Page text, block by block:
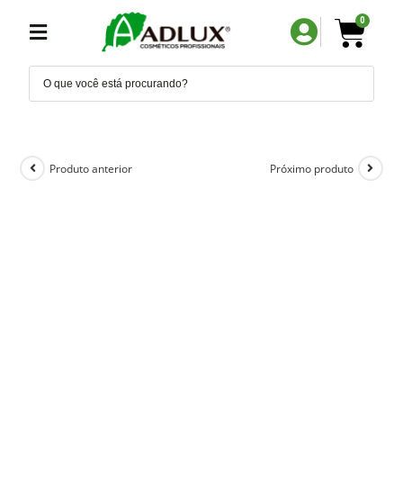
0
Produto anterior Próximo produto